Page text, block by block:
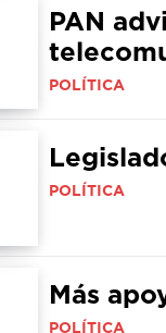
PAN
POLÍTICA
POLÍTICA
Más
POLÍTICA